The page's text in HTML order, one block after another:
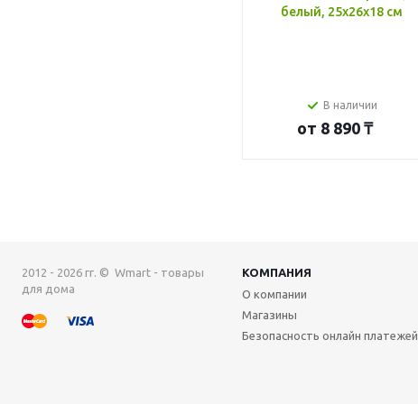
белый, 25x26x18 см
В наличии
от 8 890 ₸
2012 - 2026 гг. © Wmart - товары
для дома
КОМПАНИЯ
О компании
Магазины
Безопасность онлайн платежей